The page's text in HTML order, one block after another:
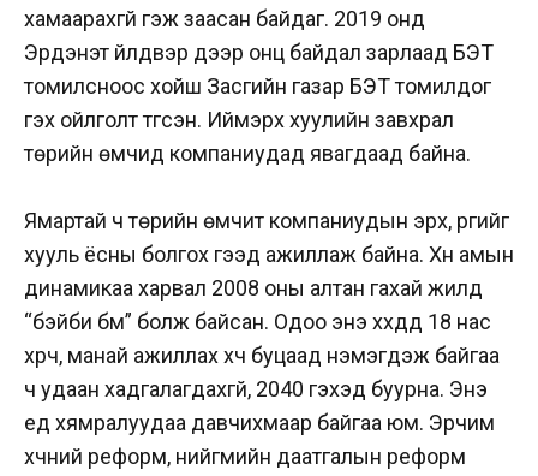
хамаарахгүй гэж заасан байдаг. 2019 онд
Эрдэнэт үйлдвэр дээр онц байдал зарлаад БЭТ
томилсноос хойш Засгийн газар БЭТ томилдог
гэх ойлголт түгсэн. Иймэрхүү хуулийн завхрал
төрийн өмчид компаниудад явагдаад байна.
Ямартай ч төрийн өмчит компаниудын эрх, үүргийг
хууль ёсны болгох гээд ажиллаж байна. Хүн амын
динамикаа харвал 2008 оны алтан гахай жилд
“бэйби бүүм” болж байсан. Одоо энэ хүүхдүүд 18 нас
хүрч, манай ажиллах хүч буцаад нэмэгдэж байгаа
ч удаан хадгалагдахгүй, 2040 гэхэд буурна. Энэ
үед хямралуудаа давчихмаар байгаа юм. Эрчим
хүчний реформ, нийгмийн даатгалын реформ